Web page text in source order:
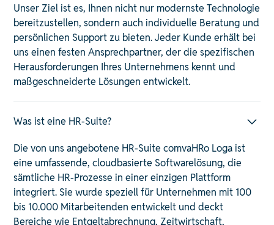
Unser Ziel ist es, Ihnen nicht nur modernste Technologie
bereitzustellen, sondern auch individuelle Beratung und
persönlichen Support zu bieten. Jeder Kunde erhält bei
uns einen festen Ansprechpartner, der die spezifischen
Herausforderungen Ihres Unternehmens kennt und
maßgeschneiderte Lösungen entwickelt. ​
Was ist eine HR-Suite?
Die von uns angebotene HR-Suite comvaHRo Loga ist
eine umfassende, cloudbasierte Softwarelösung, die
sämtliche HR-Prozesse in einer einzigen Plattform
integriert. Sie wurde speziell für Unternehmen mit 100
bis 10.000 Mitarbeitenden entwickelt und deckt
Bereiche wie Entgeltabrechnung, Zeitwirtschaft,